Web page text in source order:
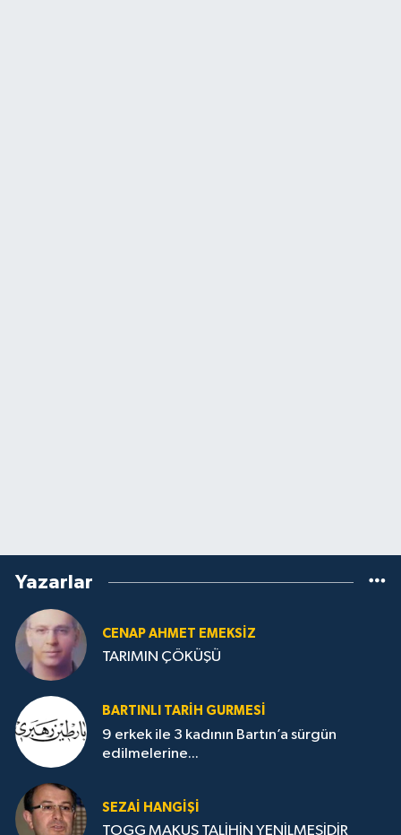
Yazarlar
CENAP AHMET EMEKSİZ
TARIMIN ÇÖKÜŞÜ
BARTINLI TARIH GURMESI
9 erkek ile 3 kadının Bartın’a sürgün
edilmelerine...
SEZAI HANGİŞİ
TOGG MAKUS TALİHİN YENİLMESİDİR